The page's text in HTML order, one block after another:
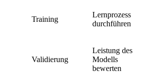
Training
Lernprozess
durchführen
Validierung
Leistung des
Modells
bewerten